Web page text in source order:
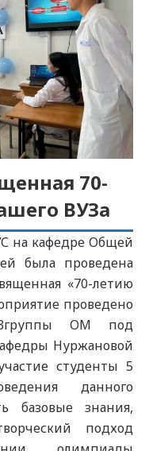
70-
ВУЗа
на кафедре Общей
была проведена
«70-летию
проведено
ОМ под
Нуржановой
студенты 5
данного
базовые знания,
подход